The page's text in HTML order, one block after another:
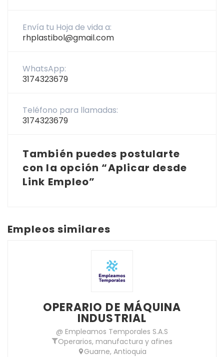
Envía tu Hoja de vida a:
rhplastibol@gmail.com
WhatsApp:
3174323679
Teléfono para llamadas:
3174323679
También puedes postularte
con la opción “Aplicar desde
Link Empleo”
Empleos similares
OPERARIO DE MÁQUINA
INDUSTRIAL
@ Empleamos Temporales S.A.S
Operarios, manufactura y afines
Guarne, Antioquia